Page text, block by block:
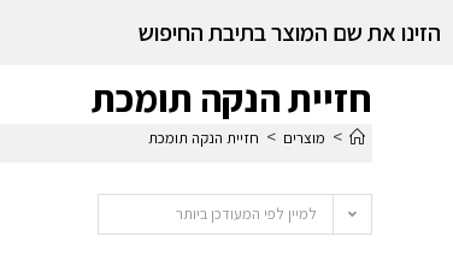
הזינו את שם המוצר בתיבת החיפוש
חזיית הנקה תומכת
> מוצרים > חזיית הנקה תומכת
למיין לפי המעודכן ביותר